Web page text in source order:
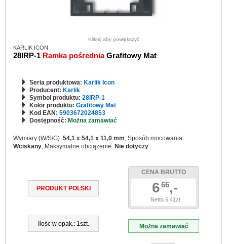
Kliknij aby powiększyć
KARLIK ICON
28IRP-1 Ramka pośredniaGrafitowy Mat
Seria produktowa: Karlik Icon
Producent: Karlik
Symbol produktu: 28IRP-1
Kolor produktu: Grafitowy Mat
Kod EAN: 5903672024853
Dostępność: Można zamawiać
Wymiary (W/S/G): 54,1 x 54,1 x 11,0 mm, Sposób mocowania:
Wciskany, Maksymalne obciążenie: Nie dotyczy
PRODUKT POLSKI
Ilośc w opak.: 1szt.
CENA BRUTTO
666,-
Netto 5.41zł
Można zamawiać